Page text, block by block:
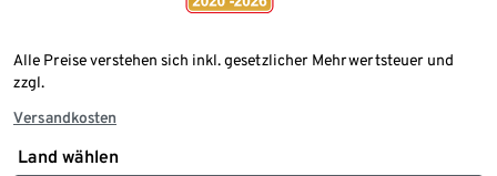
Alle Preise verstehen sich inkl. gesetzlicher Mehrwertsteuer und
zzgl.
Versandkosten
Land wählen